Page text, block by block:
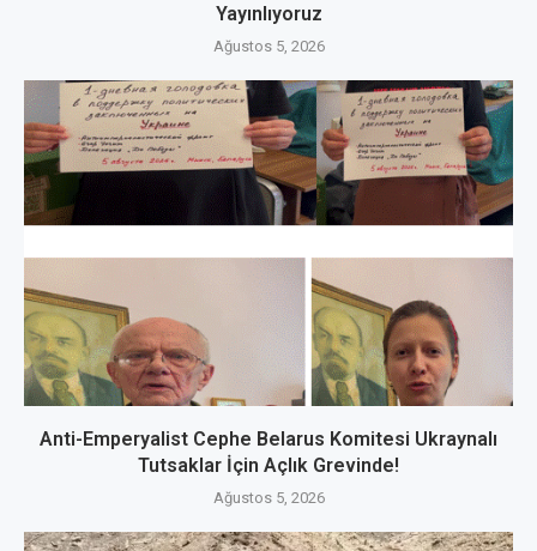
Yayınlıyoruz
Ağustos 5, 2026
Anti-Emperyalist Cephe Belarus Komitesi Ukraynalı
Tutsaklar İçin Açlık Grevinde!
Ağustos 5, 2026